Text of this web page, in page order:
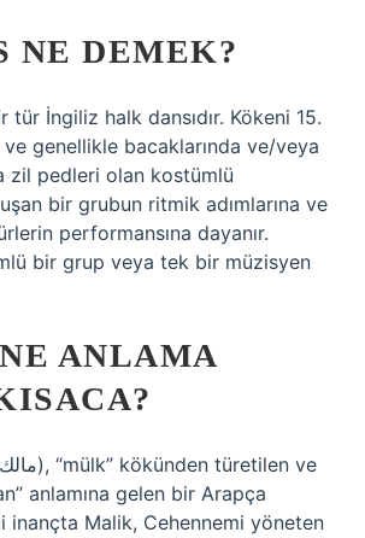
NE DEMEK?
tür İngiliz halk dansıdır. Kökeni 15.
ve genellikle bacaklarında ve/veya
zil pedleri olan kostümlü
bir grubun ritmik adımlarına ve
performansına dayanır.
bir grup veya tek bir müzisyen
ANLAMA
anlamına gelen bir Arapça
inançta Malik, Cehennemi yöneten